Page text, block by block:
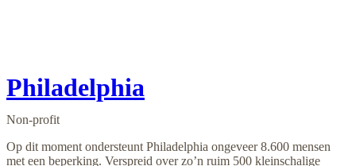
Philadelphia
Non-profit
Op dit moment ondersteunt Philadelphia ongeveer 8.600 mensen
met een beperking. Verspreid over zo’n ruim 500 kleinschalige